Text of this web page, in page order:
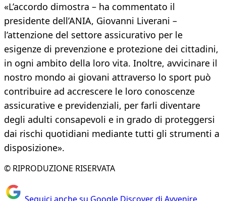
«L’accordo dimostra – ha commentato il
presidente dell’ANIA, Giovanni Liverani –
l’attenzione del settore assicurativo per le
esigenze di prevenzione e protezione dei cittadini,
in ogni ambito della loro vita. Inoltre, avvicinare il
nostro mondo ai giovani attraverso lo sport può
contribuire ad accrescere le loro conoscenze
assicurative e previdenziali, per farli diventare
degli adulti consapevoli e in grado di proteggersi
dai rischi quotidiani mediante tutti gli strumenti a
disposizione».
© RIPRODUZIONE RISERVATA